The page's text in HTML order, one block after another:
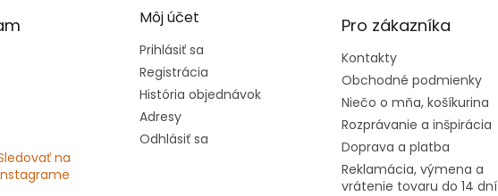
na
Môj účet
Prihlásiť sa
Registrácia
História objednávok
Adresy
Odhlásiť sa
Pro zákazníka
Kontakty
Obchodné podmienky
Niečo o mňa, košíkurina
Rozprávanie a inšpirácia
Doprava a platba
Reklamácia, výmena a
vrátenie tovaru do 14 dní